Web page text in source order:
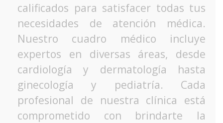
calificados para satisfacer todas tus
necesidades de atención médica.
Nuestro cuadro médico incluye
expertos en diversas áreas, desde
cardiología y dermatología hasta
ginecología y pediatría. Cada
profesional de nuestra clínica está
comprometido con brindarte la